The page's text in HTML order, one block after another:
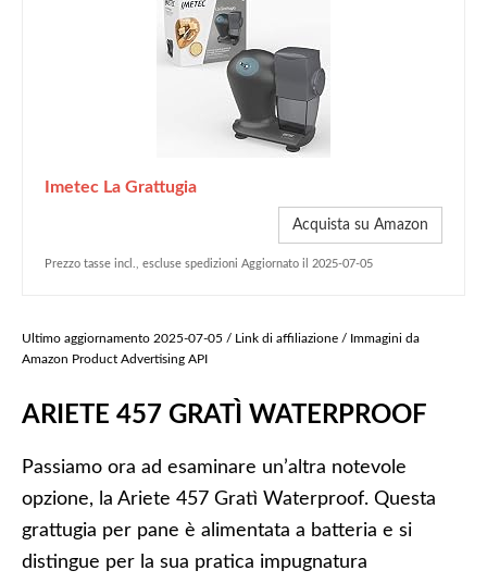
Imetec La Grattugia
Acquista su Amazon
Prezzo tasse incl., escluse spedizioni Aggiornato il 2025-07-05
Ultimo aggiornamento 2025-07-05 / Link di affiliazione / Immagini da
Amazon Product Advertising API
ARIETE 457 GRATÌ WATERPROOF
Passiamo ora ad esaminare un’altra notevole
opzione, la Ariete 457 Gratì Waterproof. Questa
grattugia per pane è alimentata a batteria e si
distingue per la sua pratica impugnatura